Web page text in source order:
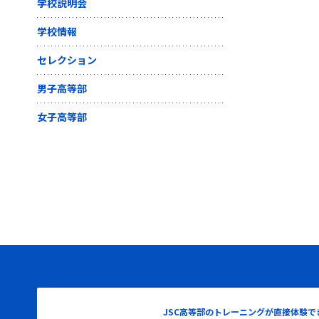
学校説明会
学校情報
セレクション
男子高等部
女子高等部
JSC高等部のトレーニングが直接体験で